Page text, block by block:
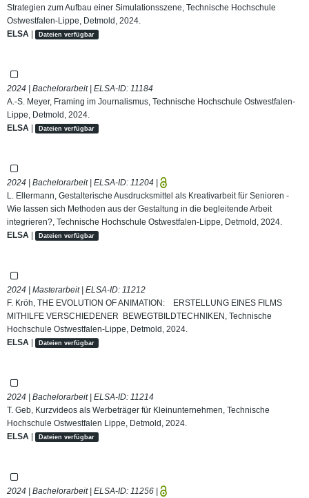
Strategien zum Aufbau einer Simulationsszene, Technische Hochschule
Ostwestfalen-Lippe, Detmold, 2024.
ELSA | Dateien verfügbar
2024 | Bachelorarbeit | ELSA-ID: 11184
A.-S. Meyer, Framing im Journalismus, Technische Hochschule Ostwestfalen-
Lippe, Detmold, 2024.
ELSA | Dateien verfügbar
2024 | Bachelorarbeit | ELSA-ID: 11204 |
L. Ellermann, Gestalterische Ausdrucksmittel als Kreativarbeit für Senioren -
Wie lassen sich Methoden aus der Gestaltung in die begleitende Arbeit
integrieren?, Technische Hochschule Ostwestfalen-Lippe, Detmold, 2024.
ELSA | Dateien verfügbar
2024 | Masterarbeit | ELSA-ID: 11212
F. Kröh, THE EVOLUTION OF ANIMATION: ERSTELLUNG EINES FILMS
MITHILFE VERSCHIEDENER BEWEGTBILDTECHNIKEN, Technische
Hochschule Ostwestfalen-Lippe, Detmold, 2024.
ELSA | Dateien verfügbar
2024 | Bachelorarbeit | ELSA-ID: 11214
T. Geb, Kurzvideos als Werbeträger für Kleinunternehmen, Technische
Hochschule Ostwestfalen Lippe, Detmold, 2024.
ELSA | Dateien verfügbar
2024 | Bachelorarbeit | ELSA-ID: 11256 |